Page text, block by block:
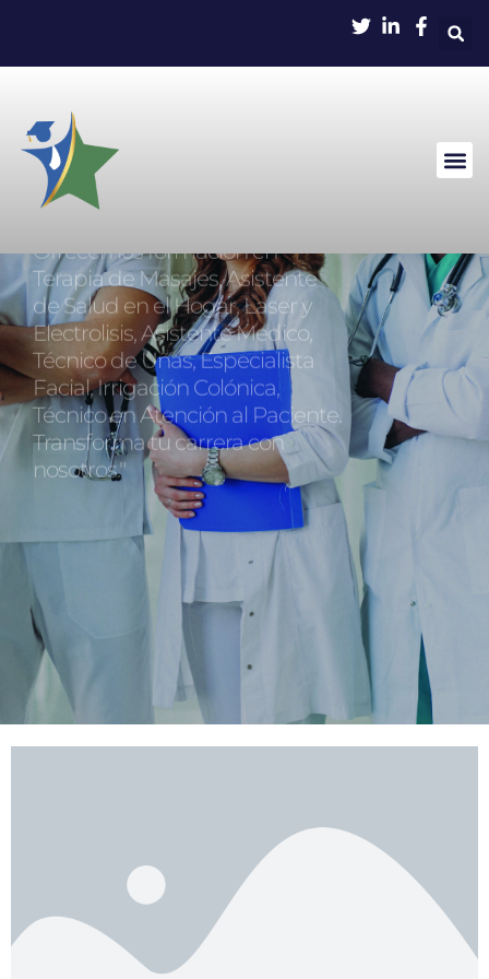
La Educacion es
Nuestra Pasion
Inscríbete en nuestros
Ofrecemos formación en
Terapia de Masajes, Asistente
de Salud en el Hogar, Laser y
Electrolisis, Asistente Medico,
Técnico de Uñas, Especialista
Facial, Irrigación Colónica,
Técnico en Atención al Paciente.
Transforma tu carrera con
nosotros."